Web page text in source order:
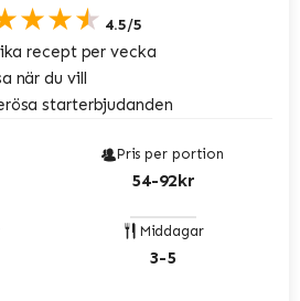
4.5/5
recept per vecka
när du vill
starterbjudanden
Pris per portion
54-92kr
Middagar
3-5